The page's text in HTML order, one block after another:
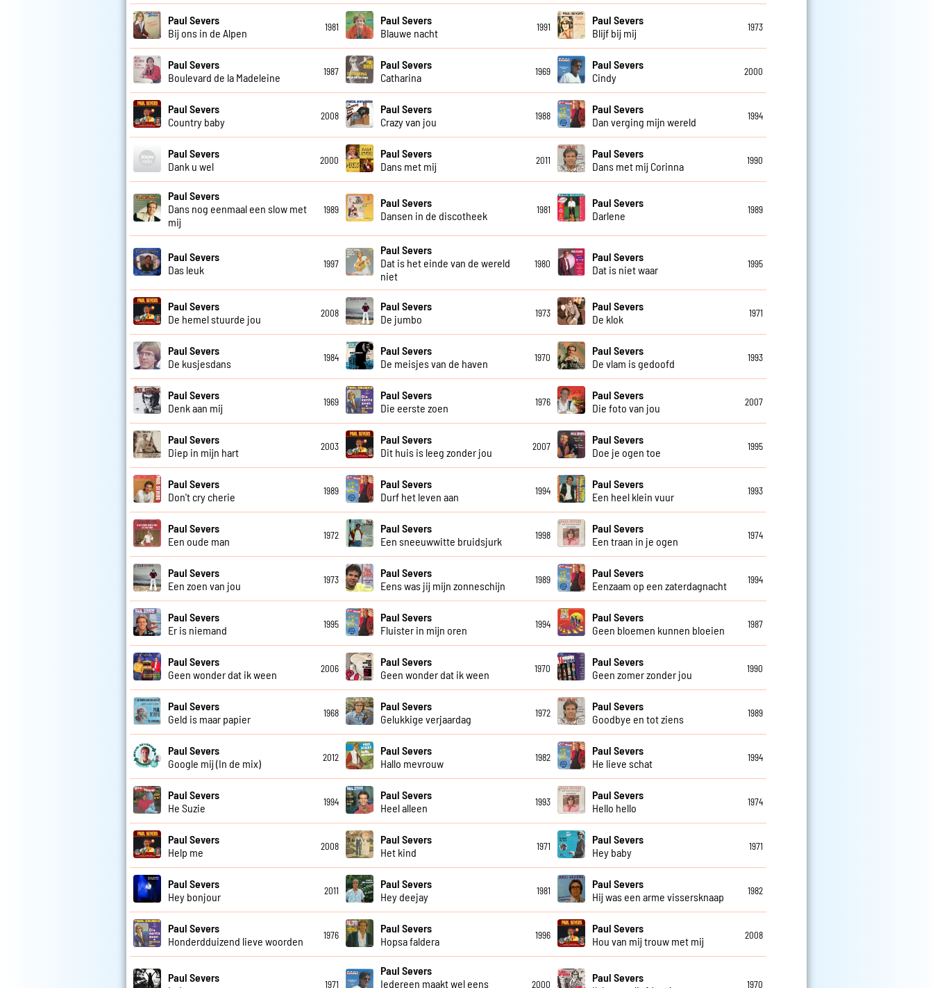
Paul Severs
Bij ons in de Alpen
1981
Paul Severs
Blauwe nacht
1991
Paul Severs
Blijf bij mij
1973
Paul Severs
Boulevard de la Madeleine
1987
Paul Severs
Catharina
1969
Paul Severs
Cindy
2000
Paul Severs
Country baby
2008
Paul Severs
Crazy van jou
1988
Paul Severs
Dan verging mijn wereld
1994
Paul Severs
Dank u wel
2000
Paul Severs
Dans met mij
2011
Paul Severs
Dans met mij Corinna
1990
Paul Severs
Dans nog eenmaal een slow met
mij
1989
Paul Severs
Dansen in de discotheek
1981
Paul Severs
Darlene
1989
Paul Severs
Das leuk
1997
Paul Severs
Dat is het einde van de wereld
niet
1980
Paul Severs
Dat is niet waar
1995
Paul Severs
De hemel stuurde jou
2008
Paul Severs
De jumbo
1973
Paul Severs
De klok
1971
Paul Severs
De kusjesdans
1984
Paul Severs
De meisjes van de haven
1970
Paul Severs
De vlam is gedoofd
1993
Paul Severs
Denk aan mij
1969
Paul Severs
Die eerste zoen
1976
Paul Severs
Die foto van jou
2007
Paul Severs
Diep in mijn hart
2003
Paul Severs
Dit huis is leeg zonder jou
2007
Paul Severs
Doe je ogen toe
1995
Paul Severs
Don't cry cherie
1989
Paul Severs
Durf het leven aan
1994
Paul Severs
Een heel klein vuur
1993
Paul Severs
Een oude man
1972
Paul Severs
Een sneeuwwitte bruidsjurk
1998
Paul Severs
Een traan in je ogen
1974
Paul Severs
Een zoen van jou
1973
Paul Severs
Eens was jij mijn zonneschijn
1989
Paul Severs
Eenzaam op een zaterdagnacht
1994
Paul Severs
Er is niemand
1995
Paul Severs
Fluister in mijn oren
1994
Paul Severs
Geen bloemen kunnen bloeien
1987
Paul Severs
Geen wonder dat ik ween
2006
Paul Severs
Geen wonder dat ik ween
1970
Paul Severs
Geen zomer zonder jou
1990
Paul Severs
Geld is maar papier
1968
Paul Severs
Gelukkige verjaardag
1972
Paul Severs
Goodbye en tot ziens
1989
Paul Severs
Google mij (In de mix)
2012
Paul Severs
Hallo mevrouw
1982
Paul Severs
He lieve schat
1994
Paul Severs
He Suzie
1994
Paul Severs
Heel alleen
1993
Paul Severs
Hello hello
1974
Paul Severs
Help me
2008
Paul Severs
Het kind
1971
Paul Severs
Hey baby
1971
Paul Severs
Hey bonjour
2011
Paul Severs
Hey deejay
1981
Paul Severs
Hij was een arme vissersknaap
1982
Paul Severs
Honderdduizend lieve woorden
1976
Paul Severs
Hopsa faldera
1996
Paul Severs
Hou van mij trouw met mij
2008
Paul Severs
1971
Paul Severs
Iedereen maakt wel eens
2000
Paul Severs
1970